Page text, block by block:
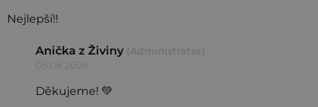
p
Nejlepší!!
Anička z Živiny (Administrátor)
05.08.2026
Děkujeme! 💚